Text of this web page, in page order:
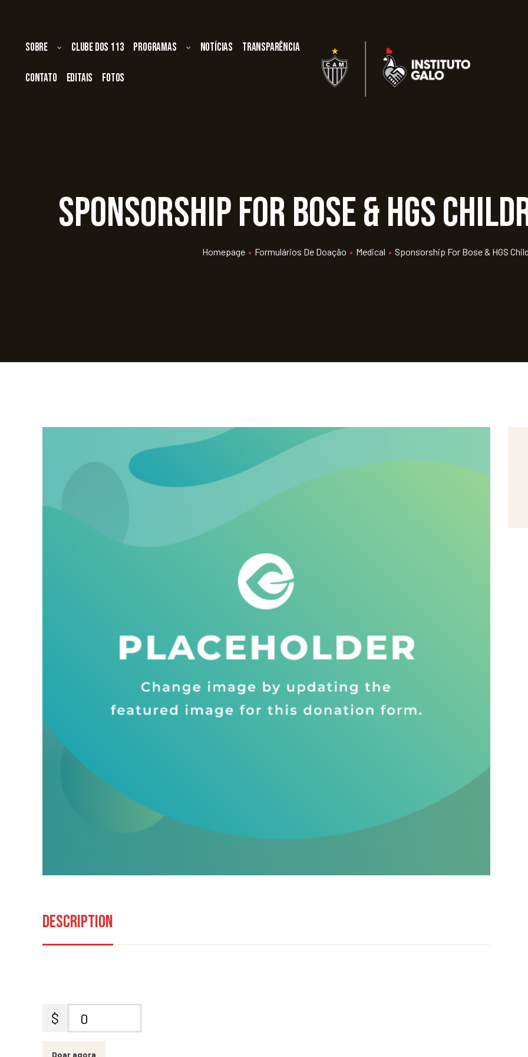
Sobre Clube dos 113 Programas Notícias Transparência
Contato Editais Fotos
Sponsorship for Bose & HGS
Homepage • Formulários De Doação • Medical • Sponsorship For Bose & HGS
Description
$ 0
Doar agora